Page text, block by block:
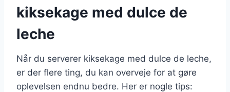
kiksekage med dulce de
leche
Når du serverer kiksekage med dulce de leche,
er der flere ting, du kan overveje for at gøre
oplevelsen endnu bedre. Her er nogle tips: